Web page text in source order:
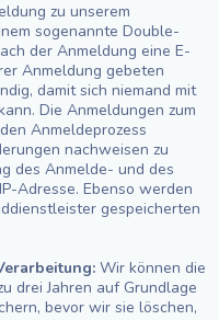
zu unserem
sogenannte Double-
der Anmeldung eine E-
Anmeldung gebeten
damit sich niemand mit
Die Anmeldungen zum
Anmeldeprozess
nachweisen zu
des Anmelde- und des
Adresse. Ebenso werden
gespeicherten
Wir können die
drei Jahren auf Grundlage
bevor wir sie löschen,